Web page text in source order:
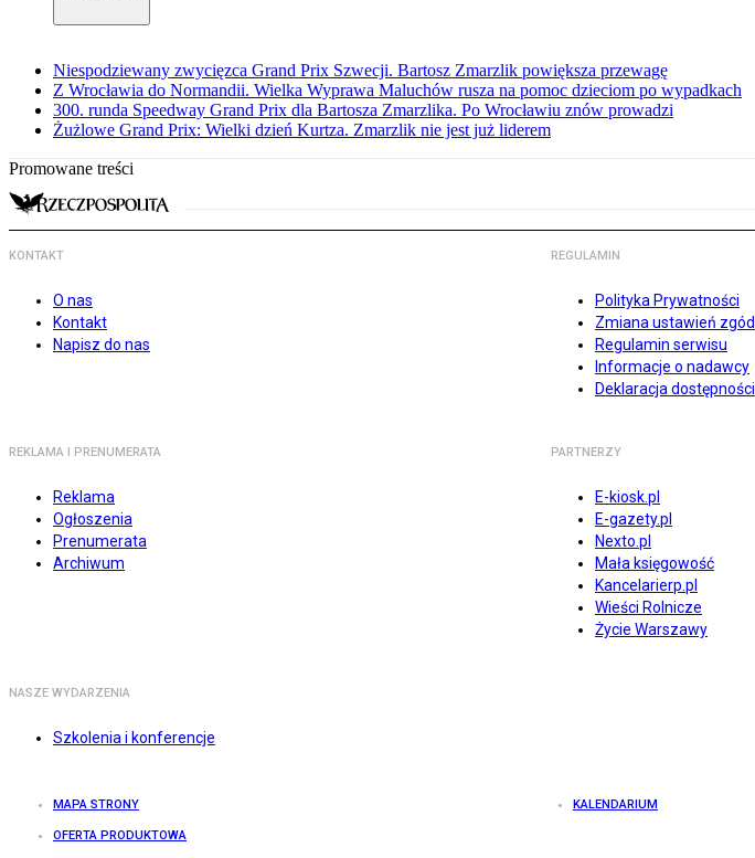
Niespodziewany zwycięzca Grand Prix Szwecji. Bartosz Zmarzlik powiększa przewagę
Z Wrocławia do Normandii. Wielka Wyprawa Maluchów rusza na pomoc dzieciom po wypadkach
300. runda Speedway Grand Prix dla Bartosza Zmarzlika. Po Wrocławiu znów prowadzi
Żużlowe Grand Prix: Wielki dzień Kurtza. Zmarzlik nie jest już liderem
Promowane treści
KONTAKT
O nas
Kontakt
Napisz do nas
REGULAMIN
Polityka Prywatności
Zmiana ustawień zgód
Regulamin serwisu
Informacje o nadawcy
Deklaracja dostępności
REKLAMA I PRENUMERATA
Reklama
Ogłoszenia
Prenumerata
Archiwum
PARTNERZY
E-kiosk.pl
E-gazety.pl
Nexto.pl
Mała księgowość
Kancelarierp.pl
Wieści Rolnicze
Życie Warszawy
NASZE WYDARZENIA
Szkolenia i konferencje
MAPA STRONY KALENDARIUM
OFERTA PRODUKTOWA